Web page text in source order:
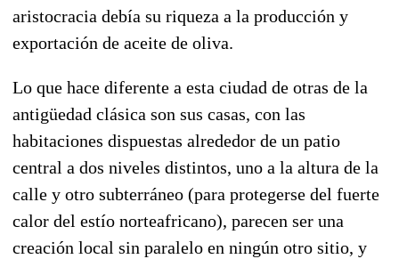
aristocracia debía su riqueza a la producción y
exportación de aceite de oliva.
Lo que hace diferente a esta ciudad de otras de la
antigüedad clásica son sus casas, con las
habitaciones dispuestas alrededor de un patio
central a dos niveles distintos, uno a la altura de la
calle y otro subterráneo (para protegerse del fuerte
calor del estío norteafricano), parecen ser una
creación local sin paralelo en ningún otro sitio, y